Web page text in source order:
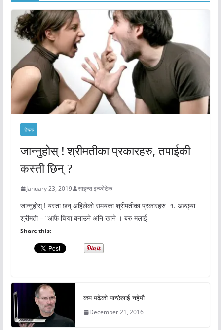
रोचक
जान्नुहोस् ! श्रीमतीका प्रकारहरु, तपाईकी
कस्ती छिन् ?
January 23, 2019 साइन्स इन्फोटेक
जान्नुहोस् ! यस्ता छन् अहिलेको समयका श्रीमतीका प्रकारहरु १. अल्छ्या
श्रीमती – “आफै चिया बनाउने अनि खाने । बरु मलाई
Share this:
कम पढेको मान्छेलाई नहेपौ
December 21, 2016